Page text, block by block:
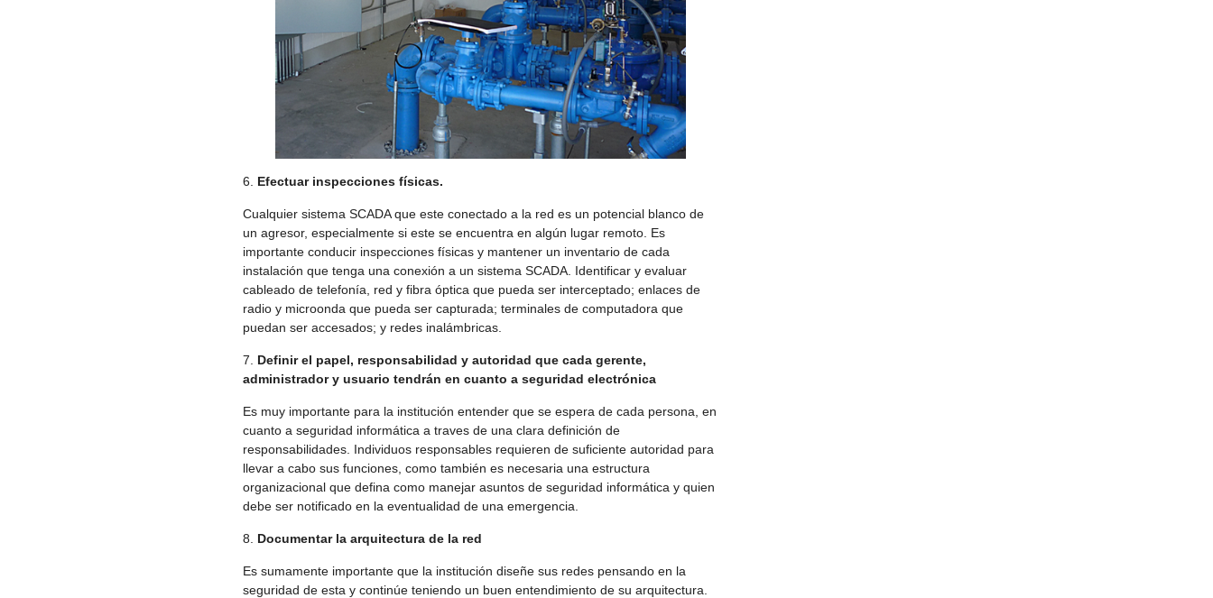
Efectuar inspecciones físicas.
Cualquier sistema SCADA que este conectado a la red es un potencial blanco de
un agresor, especialmente si este se encuentra en algún lugar remoto. Es
importante conducir inspecciones físicas y mantener un inventario de cada
instalación que tenga una conexión a un sistema SCADA. Identificar y evaluar
cableado de telefonía, red y fibra óptica que pueda ser interceptado; enlaces de
radio y microonda que pueda ser capturada; terminales de computadora que
puedan ser accesados; y redes inalámbricas.
Definir el papel, responsabilidad y autoridad que cada gerente,
administrador y usuario tendrán en cuanto a seguridad electrónica
Es muy importante para la institución entender que se espera de cada persona, en
cuanto a seguridad informática a traves de una clara definición de
responsabilidades. Individuos responsables requieren de suficiente autoridad para
llevar a cabo sus funciones, como también es necesaria una estructura
organizacional que defina como manejar asuntos de seguridad informática y quien
debe ser notificado en la eventualidad de una emergencia.
Documentar la arquitectura de la red
Es sumamente importante que la institución diseñe sus redes pensando en la
seguridad de esta y continúe teniendo un buen entendimiento de su arquitectura.